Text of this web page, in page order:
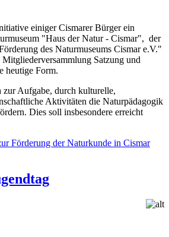
einiger Cismarer Bürger ein
"Haus der Natur - Cismar", der
des Naturmuseums Cismar e.V."
Satzung und
heutige Form.
zur Aufgabe, durch kulturelle,
Aktivitäten die Naturpädagogik
Dies soll insbesondere erreicht
Förderung der Naturkunde in Cismar